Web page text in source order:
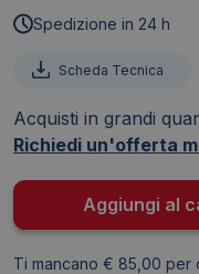
Spedizione in 24 h
Scheda Tecnica
Acquisti in grandi
Richiedi un'offerta
Aggiungi al
Ti mancano € 85,00 per